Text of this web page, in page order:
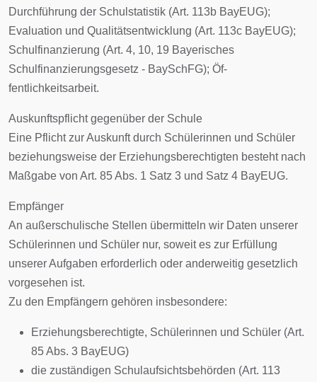
Durchführung der Schulstatistik (Art. 113b BayEUG);
Evaluation und Qualitätsentwicklung (Art. 113c BayEUG);
Schulfinanzierung (Art. 4, 10, 19 Bayerisches
Schulfinanzierungsgesetz - BaySchFG); Öf-
fentlichkeitsarbeit.
Auskunftspflicht gegenüber der Schule
Eine Pflicht zur Auskunft durch Schülerinnen und Schüler
beziehungsweise der Erziehungsberechtigten besteht nach
Maßgabe von Art. 85 Abs. 1 Satz 3 und Satz 4 BayEUG.
Empfänger
An außerschulische Stellen übermitteln wir Daten unserer
Schülerinnen und Schüler nur, soweit es zur Erfüllung
unserer Aufgaben erforderlich oder anderweitig gesetzlich
vorgesehen ist.
Zu den Empfängern gehören insbesondere:
Erziehungsberechtigte, Schülerinnen und Schüler (Art.
85 Abs. 3 BayEUG)
die zuständigen Schulaufsichtsbehörden (Art. 113